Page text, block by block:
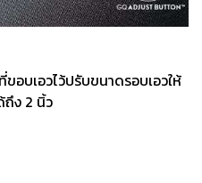
อบเอวไว้ปรับขนาดรอบเอวให้
ถึง 2 นิ้ว